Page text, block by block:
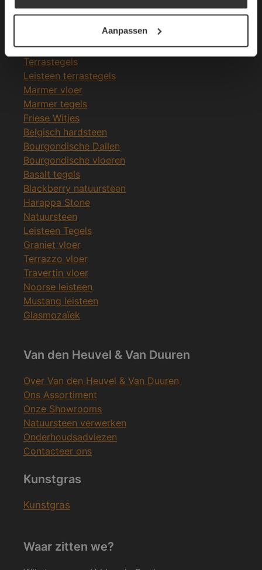
Aanpassen
Meeste Gezochte Natuursteen
Natuursteen vloeren
Leisteen vloer
Terrastegels
Leisteen terrastegels
Marmer vloer
Marmer tegels
Friese Witjes
Belgisch hardsteen
Bourgondische Dallen
Bourgondische vloeren
Basalt tegels
Blackberry natuursteen
Harappa Stone
Natuursteen
Leisteen Tegels
Graniet vloer
Terrazzo vloer
Travertin vloer
Noorse leisteen
Mustang leisteen
Glasmozaïek
Van den Heuvel & Van Duuren
Over Van den Heuvel & Van Duuren
Ons Assortiment
Onze Showrooms
Natuursteen verwerken
Onderhoudsadviezen
Contacteer ons
Kunstgras
Kunstgras
Waar zitten we?
DETAILS WEERGEVEN